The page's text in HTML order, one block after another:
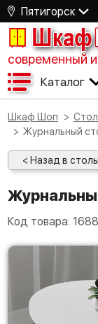
Пятигорск
Шкаф
современный
Каталог
Шкаф Шоп
Журнальный
< Назад в столы
Код товара: